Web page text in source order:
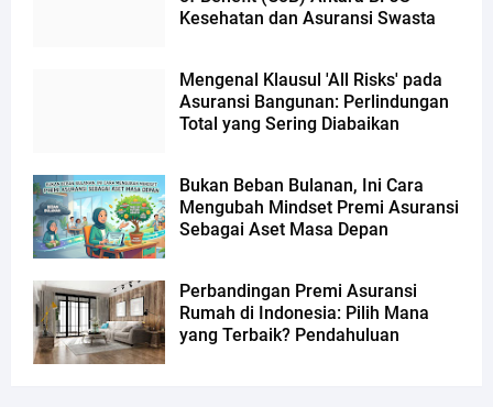
Kesehatan dan Asuransi Swasta
Mengenal Klausul 'All Risks' pada
Asuransi Bangunan: Perlindungan
Total yang Sering Diabaikan
Bukan Beban Bulanan, Ini Cara
Mengubah Mindset Premi Asuransi
Sebagai Aset Masa Depan
Perbandingan Premi Asuransi
Rumah di Indonesia: Pilih Mana
yang Terbaik? Pendahuluan